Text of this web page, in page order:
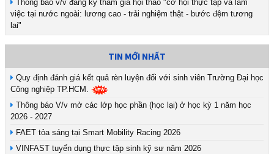
Thông báo v/v đăng ký tham gia hội thảo "cơ hội thực tập và làm
việc tại nước ngoài: lương cao - trải nghiệm thật - bước đệm tương
lai"
TIN MỚI NHẤT
Quy định đánh giá kết quả rèn luyện đối với sinh viên Trường Đại học
Công nghiệp TP.HCM.
Thông báo V/v mở các lớp học phần (học lại) ở học kỳ 1 năm học
2026 - 2027
FAET tỏa sáng tại Smart Mobility Racing 2026
VINFAST tuyển dụng thực tập sinh kỹ sư năm 2026